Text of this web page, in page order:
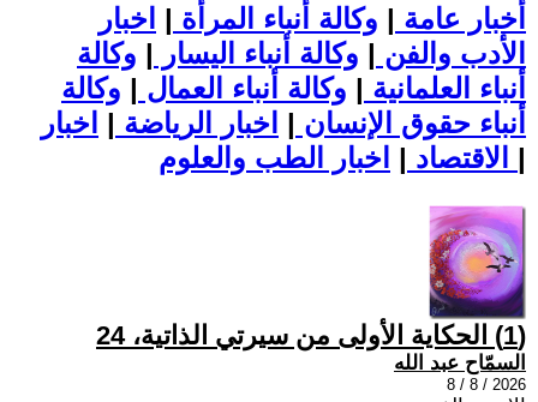
أخبار عامة | وكالة أنباء المرأة | اخبار
الأدب والفن | وكالة أنباء اليسار | وكالة
أنباء العلمانية | وكالة أنباء العمال | وكالة
أنباء حقوق الإنسان | اخبار الرياضة | اخبار
الاقتصاد | |
(1) الحكاية الأولى من سيرتي الذاتية، 24
السمّاح عبد الله
2026 / 8 / 8